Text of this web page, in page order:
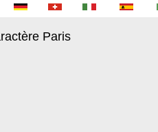
Paris